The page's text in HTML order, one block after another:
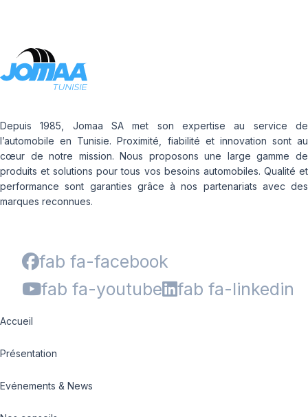
Depuis 1985, Jomaa SA met son expertise au service de
l’automobile en Tunisie. Proximité, fiabilité et innovation sont au
cœur de notre mission. Nous proposons une large gamme de
produits et solutions pour tous vos besoins automobiles. Qualité et
performance sont garanties grâce à nos partenariats avec des
marques reconnues.
fab fa-facebook
fab fa-youtube
fab fa-linkedin
Accueil
Présentation
Evénements & News